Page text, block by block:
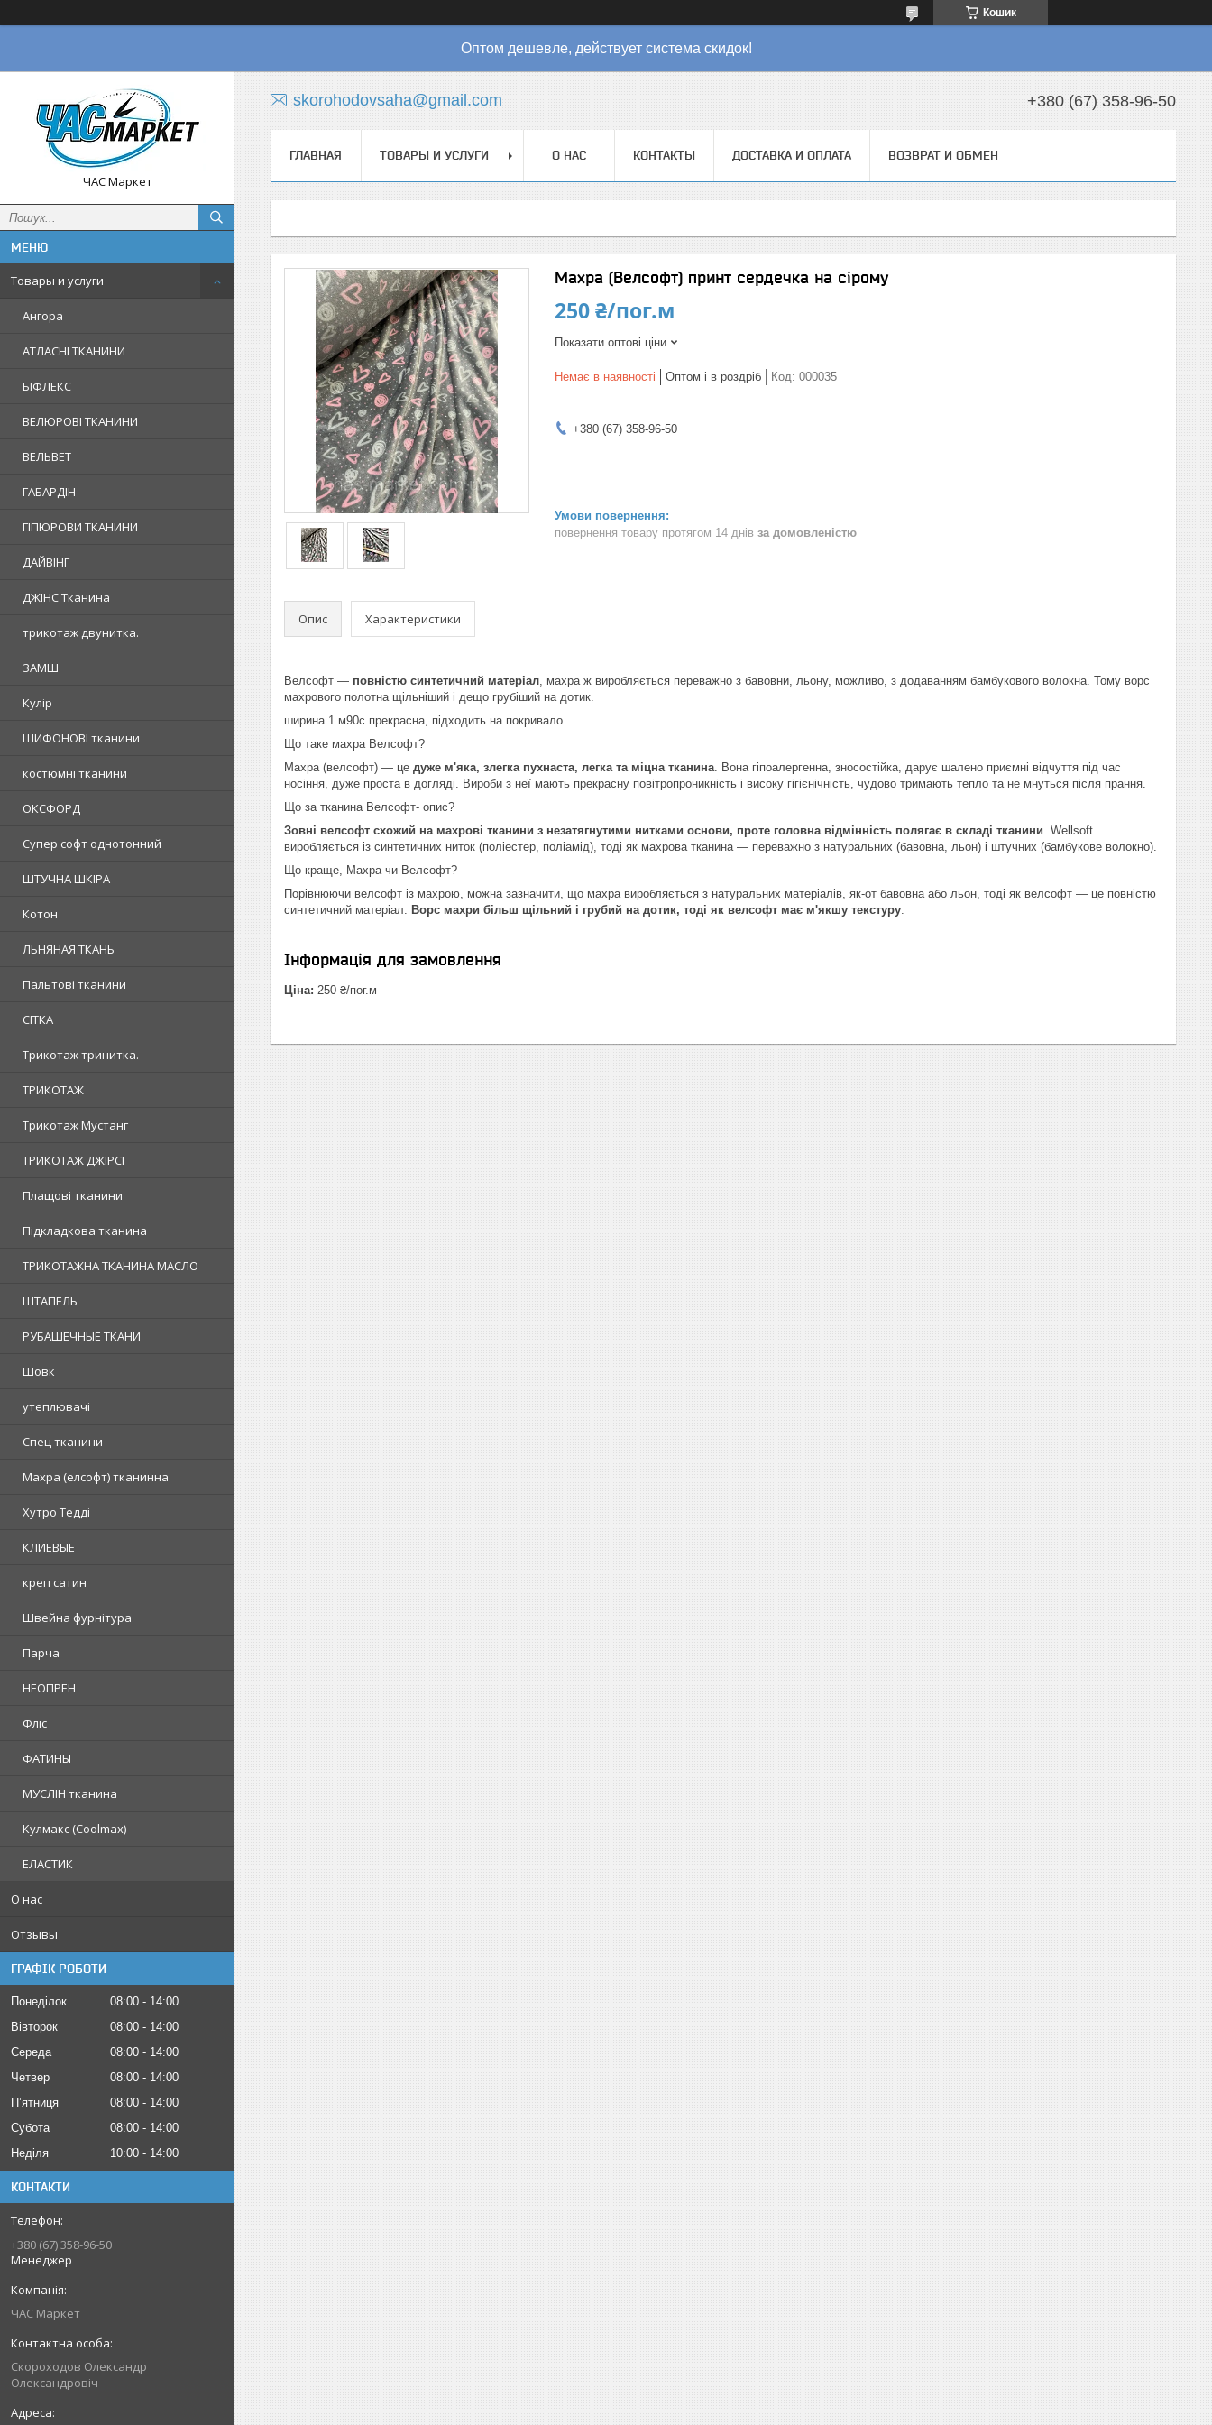
Кошик
Оптом дешевле, действует система скидок!
ЧАС Маркет
Товары и услуги
Ангора
АТЛАСНІ ТКАНИНИ
БІФЛЕКС
ВЕЛЮРОВІ ТКАНИНИ
ВЕЛЬВЕТ
ГАБАРДІН
ГІПЮРОВИ ТКАНИНИ
ДАЙВІНГ
ДЖІНС Тканина
трикотаж двунитка.
ЗАМШ
Кулір
ШИФОНОВІ тканини
костюмні тканини
ОКСФОРД
Супер софт однотонний
ШТУЧНА ШКІРА
Котон
ЛЬНЯНАЯ ТКАНЬ
Пальтові тканини
СІТКА
Трикотаж тринитка.
ТРИКОТАЖ
Трикотаж Мустанг
ТРИКОТАЖ ДЖІРСІ
Плащові тканини
Підкладкова тканина
ТРИКОТАЖНА ТКАНИНА МАСЛО
ШТАПЕЛЬ
РУБАШЕЧНЫЕ ТКАНИ
Шовк
утеплювачі
Спец тканини
Махра (елсофт) тканинна
Хутро Тедді
КЛИЕВЫЕ
креп сатин
Швейна фурнітура
Парча
НЕОПРЕН
Фліс
ФАТИНЫ
МУСЛІН тканина
Кулмакс (Coolmax)
ЕЛАСТИК
О нас
Отзывы
ГРАФІК РОБОТИ
Понеділок 08:00
14:00
Вівторок
08:00
14:00
Середа
08:00
14:00
Четвер
08:00
14:00
Пʼятниця
08:00
14:00
Субота
08:00
14:00
Неділя
10:00 14:00
КОНТАКТИ
+380 (67) 358-96-50
Менеджер
ЧАС Маркет
Скороходов Олександр
Олександровіч
skorohodovsaha@gmail.com +380 (67) 358-96-50
ГЛАВНАЯ ТОВАРЫ И УСЛУГИ О НАС КОНТАКТЫ ДОСТАВКА И ОПЛАТА ВОЗВРАТ И ОБМЕН
Махра (Велсофт) принт сердечка на сірому
250 ₴/пог.м
Показати оптові ціни
Немає в наявності Оптом і в роздріб Код: 000035
+380 (67) 358-96-50
повернення товару протягом 14 днів за домовленістю
Опис Характеристики
Велсофт — повністю синтетичний матеріал, махра ж виробляється переважно з бавовни, льону, можливо, з додаванням бамбукового волокна. Тому ворс
махрового полотна щільніший і дещо грубіший на дотик.
ширина 1 м90с прекрасна, підходить на покривало.
Що таке махра Велсофт?
Махра (велсофт) — це дуже м'яка, злегка пухнаста, легка та міцна тканина. Вона гіпоалергенна, зносостійка, дарує шалено приємні відчуття під час
носіння, дуже проста в догляді. Вироби з неї мають прекрасну повітропроникність і високу гігієнічність, чудово тримають тепло та не мнуться після прання.
Що за тканина Велсофт- опис?
Зовні велсофт схожий на махрові тканини з незатягнутими нитками основи, проте головна відмінність полягає в складі тканини. Wellsoft
виробляється із синтетичних ниток (поліестер, поліамід), тоді як махрова тканина — переважно з натуральних (бавовна, льон) і штучних (бамбукове волокно).
Що краще, Махра чи Велсофт?
Порівнюючи велсофт із махрою, можна зазначити, що махра виробляється з натуральних матеріалів, як-от бавовна або льон, тоді як велсофт — це повністю
синтетичний матеріал. Ворс махри більш щільний і грубий на дотик, тоді як велсофт має м'якшу текстуру.
Інформація для замовлення
Ціна: 250 ₴/пог.м